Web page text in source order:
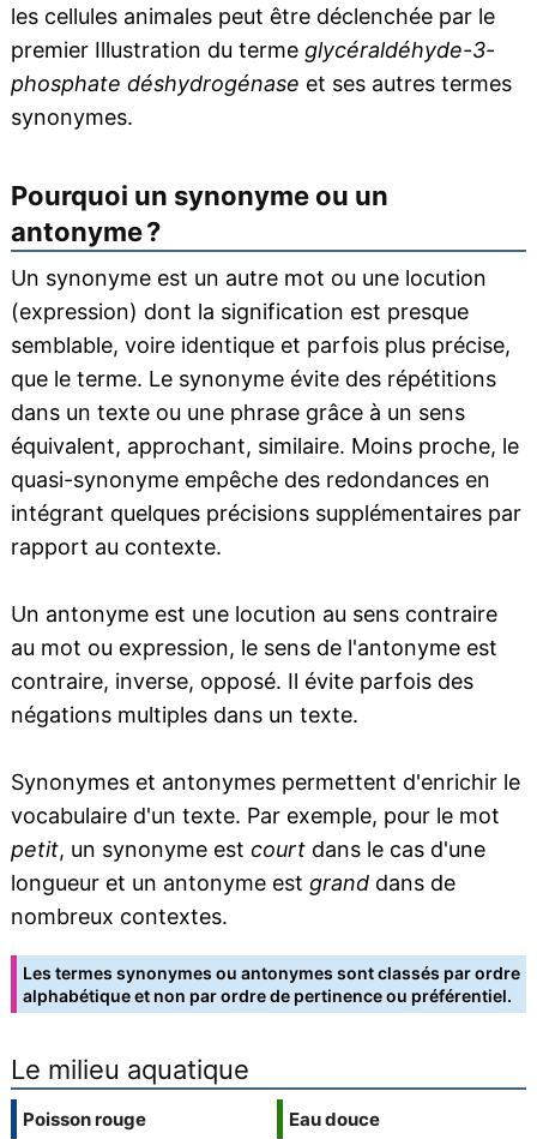
les cellules animales peut être déclenchée par le
premier Illustration du terme glycéraldéhyde-3-
phosphate déshydrogénase et ses autres termes
synonymes.
Pourquoi un synonyme ou un
antonyme ?
Un synonyme est un autre mot ou une locution
(expression) dont la signification est presque
semblable, voire identique et parfois plus précise,
que le terme. Le synonyme évite des répétitions
dans un texte ou une phrase grâce à un sens
équivalent, approchant, similaire. Moins proche, le
quasi-synonyme empêche des redondances en
intégrant quelques précisions supplémentaires par
rapport au contexte.
Un antonyme est une locution au sens contraire
au mot ou expression, le sens de l'antonyme est
contraire, inverse, opposé. Il évite parfois des
négations multiples dans un texte.
Synonymes et antonymes permettent d'enrichir le
vocabulaire d'un texte. Par exemple, pour le mot
petit, un synonyme est courtdans le cas d'une
longueur et un antonyme est granddans de
nombreux contextes.
Les termes synonymes ou antonymes sont classés par ordre
alphabétique et non par ordre de pertinence ou préférentiel.
Le milieu aquatique
Poisson rouge
Eau douce